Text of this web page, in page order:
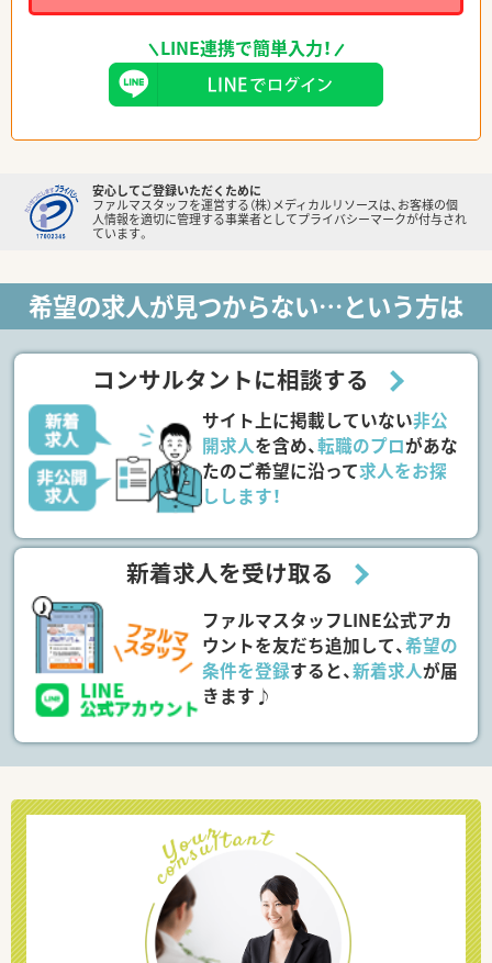
LINE連携で簡単入力！
安心してご登録いただくために
ファルマスタッフを運営する（株）メディカルリソースは、お客様の個
人情報を適切に管理する事業者としてプライバシーマークが付与され
ています。
希望の求人が見つからない…という方は
コンサルタントに相談する
サイト上に掲載していない非公
開求人を含め、転職のプロがあな
たのご希望に沿って求人をお探
しします！
新着求人を受け取る
ファルマスタッフLINE公式アカ
ウントを友だち追加して、希望の
条件を登録すると、新着求人が届
きます♪